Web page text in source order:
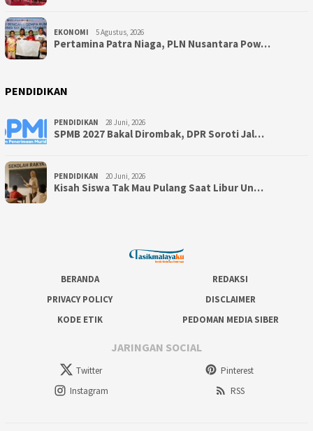
EKONOMI 5 Agustus, 2026
Pertamina Patra Niaga, PLN Nusantara Pow…
PENDIDIKAN
PENDIDIKAN 28 Juni, 2026
SPMB 2027 Bakal Dirombak, DPR Soroti Jal…
PENDIDIKAN 20 Juni, 2026
Kisah Siswa Tak Mau Pulang Saat Libur Un…
BERANDA
REDAKSI
PRIVACY POLICY
DISCLAIMER
KODE ETIK
PEDOMAN MEDIA SIBER
JARINGAN SOCIAL
Twitter
Pinterest
Instagram
RSS